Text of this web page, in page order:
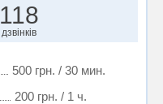
118
дзвінків
500 грн. / 30 мин.
200 грн. / 1 ч.